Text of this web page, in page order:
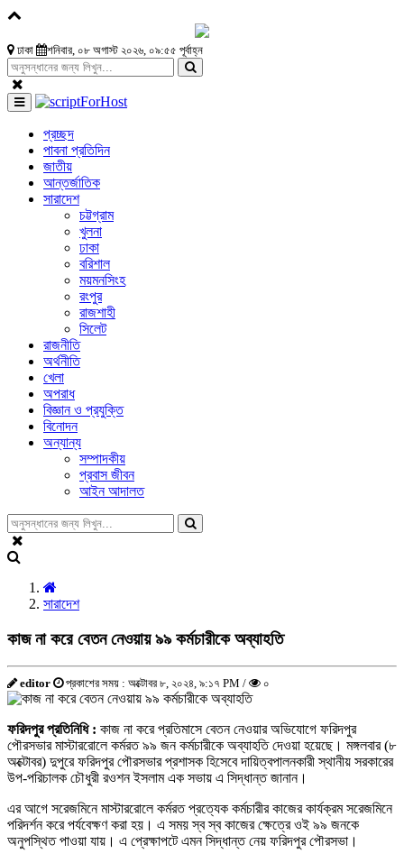
ঢাকা শনিবার, ০৮ অগাস্ট ২০২৬, ০৯:৫৫ পূর্বাহ্ন
প্রচ্ছদ
পাবনা প্রতিদিন
জাতীয়
আন্তর্জাতিক
সারাদেশ
চট্টগ্রাম
খুলনা
ঢাকা
বরিশাল
ময়মনসিংহ
রংপুর
রাজশাহী
সিলেট
রাজনীতি
অর্থনীতি
খেলা
অপরাধ
বিজ্ঞান ও প্রযুক্তি
বিনোদন
অন্যান্য
সম্পাদকীয়
প্রবাস জীবন
আইন আদালত
সারাদেশ
কাজ না করে বেতন নেওয়ায় ৯৯ কর্মচারীকে অব্যাহতি
editor প্রকাশের সময় : অক্টোবর ৮, ২০২৪, ৯:১৭ PM / ০
ফরিদপুর প্রতিনিধি : কাজ না করে প্রতিমাসে বেতন নেওয়ার অভিযোগে ফরিদপুর
পৌরসভার মাস্টাররোলে কর্মরত ৯৯ জন কর্মচারীকে অব্যাহতি দেওয়া হয়েছে। মঙ্গলবার (৮
অক্টোবর) দুপুরে ফরিদপুর পৌরসভার প্রশাসক হিসেবে দায়িত্বপালনকারী স্থানীয় সরকারের
উপ-পরিচালক চৌধুরী রওশন ইসলাম এক সভায় এ সিদ্ধান্ত জানান।
এর আগে সরেজমিনে মাস্টাররোলে কর্মরত প্রত্যেক কর্মচারীর কাজের কার্যক্রম সরেজমিনে
পরিদর্শন করে পর্যবেক্ষণ করা হয়। এ সময় স্ব স্ব কাজের ক্ষেত্রে ওই ৯৯ জনকে
অনুপস্থিত পাওয়া যায়। এ প্রেক্ষাপটে এমন সিদ্ধান্ত নেয় ফরিদপুর পৌরসভা।